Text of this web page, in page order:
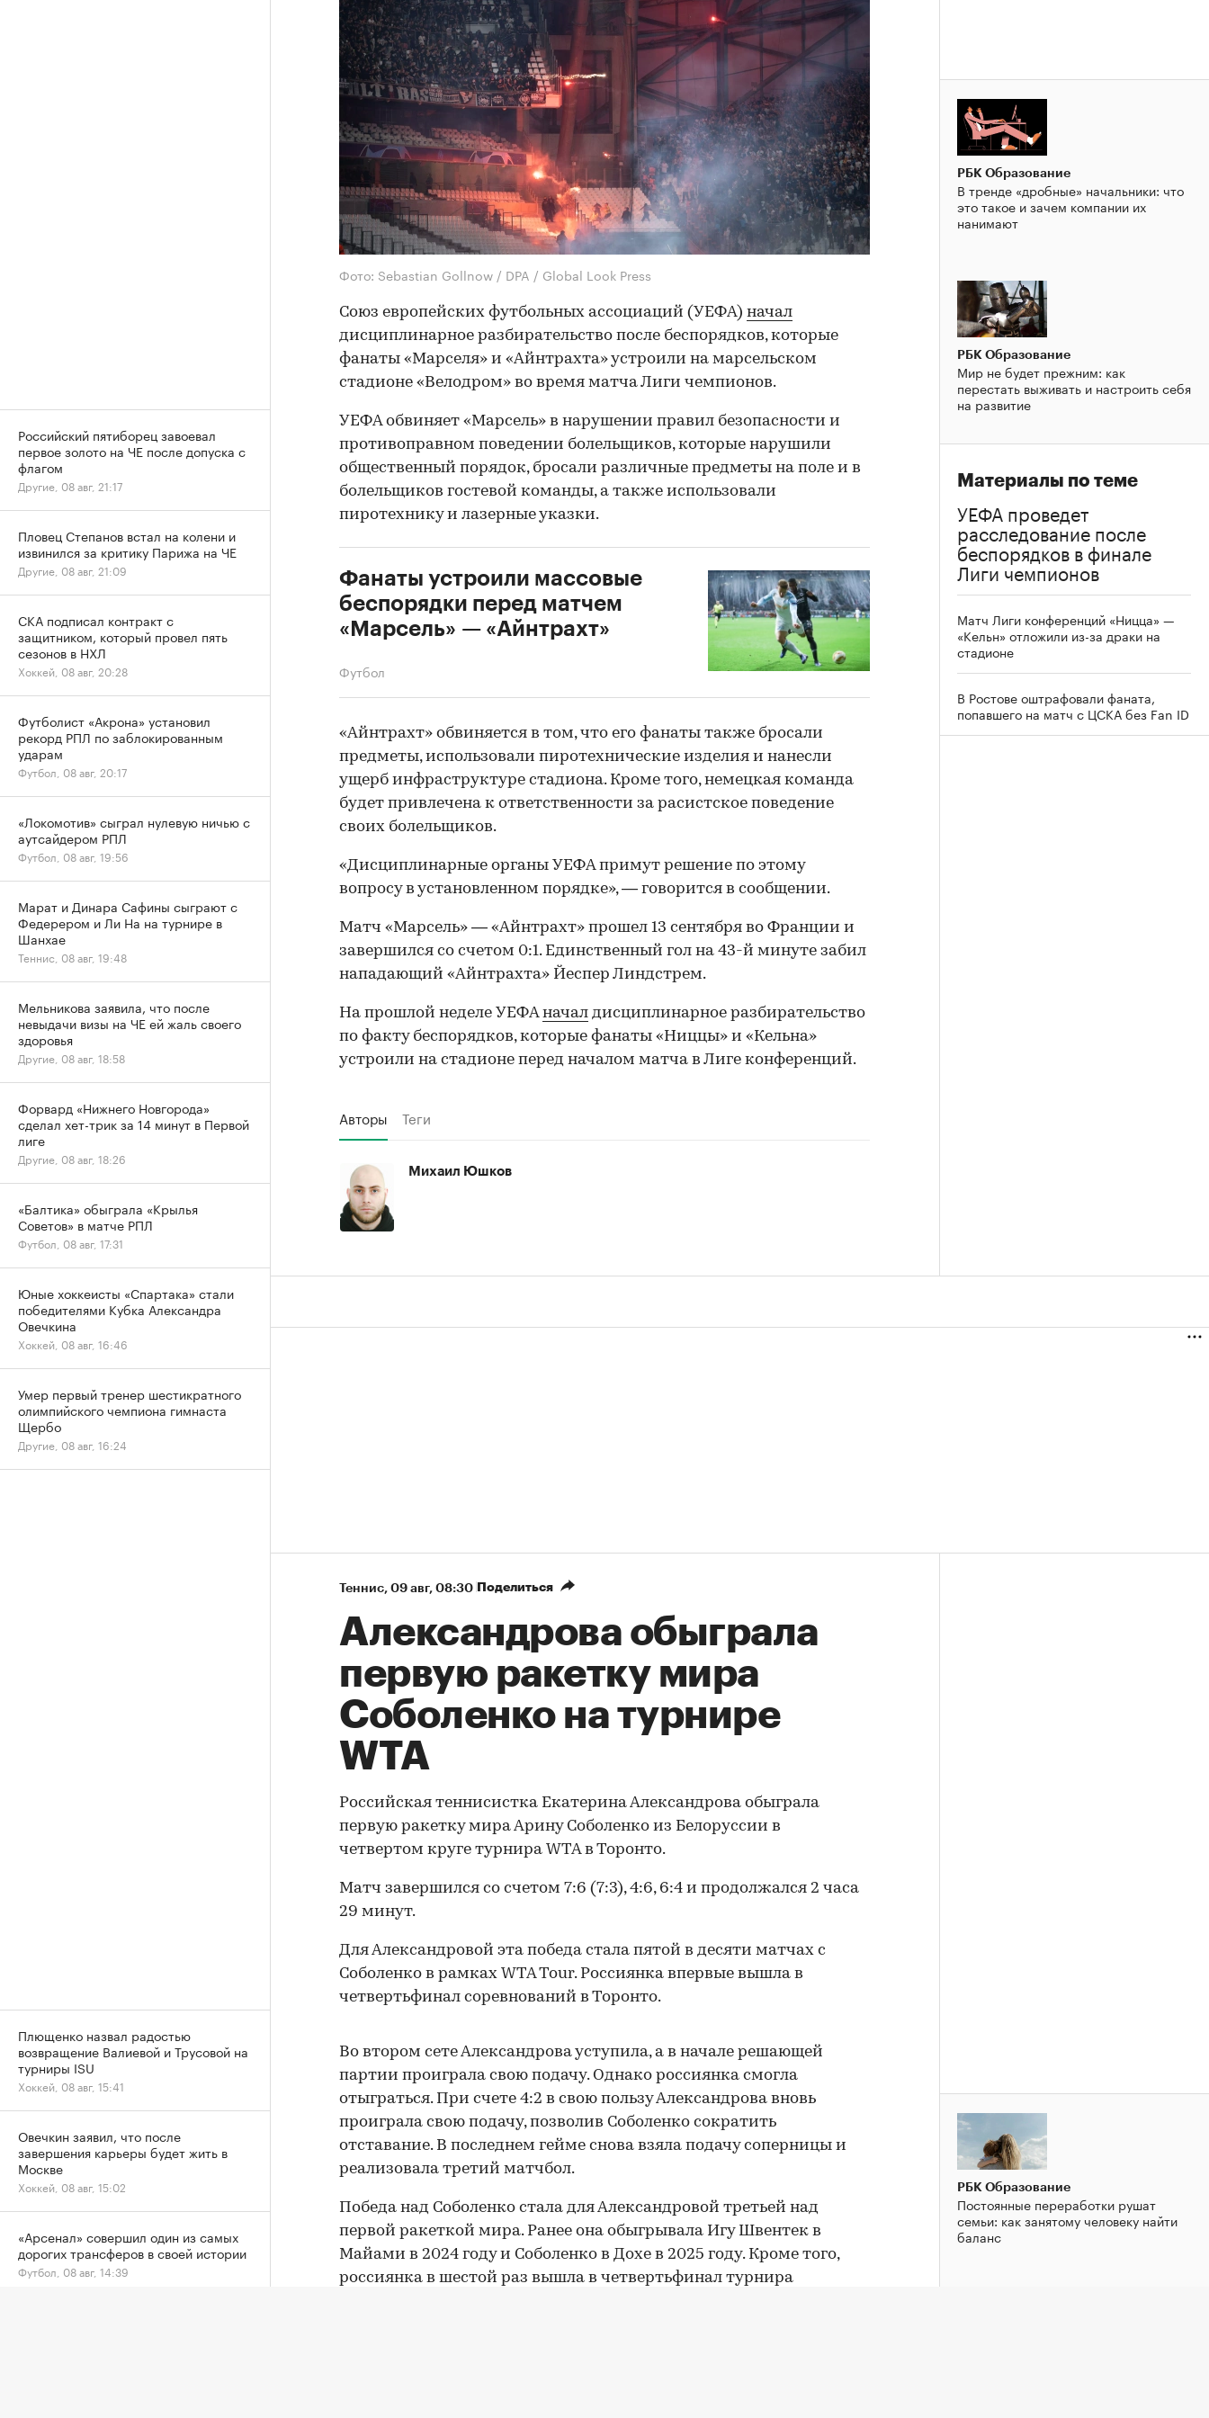
Фото: Sebastian Gollnow / DPA / Global Look Press
Союз европейских футбольных ассоциаций (УЕФА) начал
дисциплинарное разбирательство после беспорядков, которые
фанаты «Марселя» и «Айнтрахта» устроили на марсельском
стадионе «Велодром» во время матча Лиги чемпионов.
УЕФА обвиняет «Марсель» в нарушении правил безопасности и
противоправном поведении болельщиков, которые нарушили
общественный порядок, бросали различные предметы на поле и в
болельщиков гостевой команды, а также использовали
пиротехнику и лазерные указки.
Фанаты устроили массовые
беспорядки перед матчем
«Марсель» — «Айнтрахт»
Футбол
«Айнтрахт» обвиняется в том, что его фанаты также бросали
предметы, использовали пиротехнические изделия и нанесли
ущерб инфраструктуре стадиона. Кроме того, немецкая команда
будет привлечена к ответственности за расистское поведение
своих болельщиков.
«Дисциплинарные органы УЕФА примут решение по этому
вопросу в установленном порядке», — говорится в сообщении.
Матч «Марсель» — «Айнтрахт» прошел 13 сентября во Франции и
завершился со счетом 0:1. Единственный гол на 43-й минуте забил
нападающий «Айнтрахта» Йеспер Линдстрем.
На прошлой неделе УЕФАначал дисциплинарное разбирательство
по факту беспорядков, которые фанаты «Ниццы» и «Кельна»
устроили на стадионе перед началом матча в Лиге конференций.
Авторы Теги
Михаил Юшков
РБК Образование
В тренде «дробные» начальники: что
это такое и зачем компании их
нанимают
РБК Образование
Мир не будет прежним: как
перестать выживать и настроить себя
на развитие
Материалы по теме
УЕФА проведет
расследование после
беспорядков в финале
Лиги чемпионов
Матч Лиги конференций «Ницца» —
«Кельн» отложили из-за драки на
стадионе
В Ростове оштрафовали фаната,
попавшего на матч с ЦСКА без Fan ID
Теннис⁠, 09 авг, 08:30 Поделиться
Александрова обыграла
первую ракетку мира
Соболенко на турнире
WTA
Российская теннисистка Екатерина Александрова обыграла
первую ракетку мира Арину Соболенко из Белоруссии в
четвертом круге турнира WTA в Торонто.
Матч завершился со счетом 7:6 (7:3), 4:6, 6:4 и продолжался 2 часа
29 минут.
Для Александровой эта победа стала пятой в десяти матчах с
Соболенко в рамках WTA Tour. Россиянка впервые вышла в
четвертьфинал соревнований в Торонто.
Во втором сете Александрова уступила, а в начале решающей
партии проиграла свою подачу. Однако россиянка смогла
отыграться. При счете 4:2 в свою пользу Александрова вновь
проиграла свою подачу, позволив Соболенко сократить
отставание. В последнем гейме снова взяла подачу соперницы и
реализовала третий матчбол.
Победа над Соболенко стала для Александровой третьей над
первой ракеткой мира. Ранее она обыгрывала Игу Швентек в
Майами в 2024 году и Соболенко в Дохе в 2025 году. Кроме того,
россиянка в шестой раз вышла в четвертьфинал турнира
РБК Образование
Постоянные переработки рушат
семьи: как занятому человеку найти
баланс
Российский пятиборец завоевал
первое золото на ЧЕ после допуска с
флагом
Другие, 08 авг, 21:17
Пловец Степанов встал на колени и
извинился за критику Парижа на ЧЕ
Другие, 08 авг, 21:09
СКА подписал контракт с
защитником, который провел пять
сезонов в НХЛ
Хоккей, 08 авг, 20:28
Футболист «Акрона» установил
рекорд РПЛ по заблокированным
ударам
Футбол, 08 авг, 20:17
«Локомотив» сыграл нулевую ничью с
аутсайдером РПЛ
Футбол, 08 авг, 19:56
Марат и Динара Сафины сыграют с
Федерером и Ли На на турнире в
Шанхае
Теннис, 08 авг, 19:48
Мельникова заявила, что после
невыдачи визы на ЧЕ ей жаль своего
здоровья
Другие, 08 авг, 18:58
Форвард «Нижнего Новгорода»
сделал хет-трик за 14 минут в Первой
лиге
Другие, 08 авг, 18:26
«Балтика» обыграла «Крылья
Советов» в матче РПЛ
Футбол, 08 авг, 17:31
Юные хоккеисты «Спартака» стали
победителями Кубка Александра
Овечкина
Хоккей, 08 авг, 16:46
Умер первый тренер шестикратного
олимпийского чемпиона гимнаста
Щербо
Другие, 08 авг, 16:24
Плющенко назвал радостью
возвращение Валиевой и Трусовой на
турниры ISU
Хоккей, 08 авг, 15:41
Овечкин заявил, что после
завершения карьеры будет жить в
Москве
Хоккей, 08 авг, 15:02
«Арсенал» совершил один из самых
дорогих трансферов в своей истории
Футбол, 08 авг, 14:39